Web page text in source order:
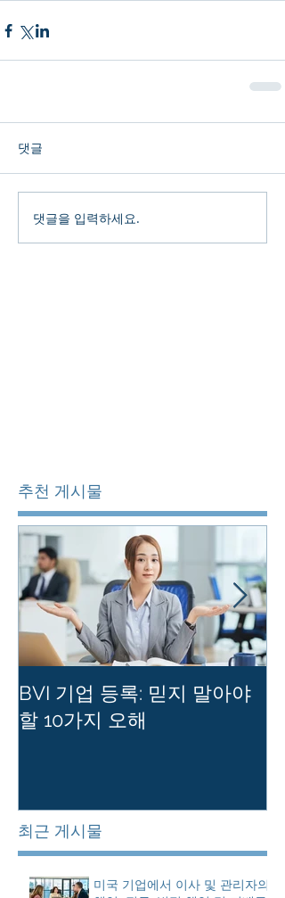
댓글
댓글을 입력하세요.
추천 게시물
BVI 기업 등록: 믿지 말아야
할 10가지 오해
최근 게시물
미국 기업에서 이사 및 관리자의